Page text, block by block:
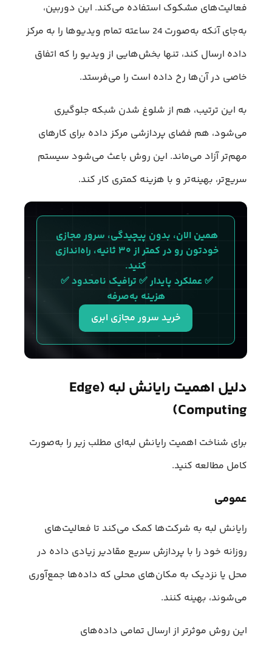
فعالیت‌های مشکوک استفاده می‌کند. این دوربین،
به‌جای آنکه به‌صورت 24 ساعته تمام ویدیوها را به مرکز
داده ارسال کند، تنها بخش‌هایی از ویدیو را که اتفاق
خاصی در آن‌ها رخ داده است را می‌فرستد.
به این ترتیب، هم از شلوغ شدن شبکه جلوگیری
می‌شود، هم فضای پردازشی مرکز داده برای کارهای
مهم‌تر آزاد می‌ماند. این روش باعث می‌شود سیستم
سریع‌تر، بهینه‌تر و با هزینه کمتری کار کند.
همین الان، بدون پیچیدگی، سرور مجازی
خودتون رو در کمتر از ۳۰ ثانیه، راه‌اندازی
کنید.
✅ عملکرد پایدار ✅ ترافیک نامحدود ✅
هزینه به‌صرفه
خرید سرور مجازی ابری
دلیل اهمیت رایانش لبه (Edge
Computing)
برای شناخت اهمیت رایانش لبه‌ای مطلب زیر را به‌صورت
کامل مطالعه کنید.
عمومی
رایانش لبه به شرکت‌ها کمک می‌کند تا فعالیت‌های
روزانه خود را با پردازش سریع مقادیر زیادی داده در
محل یا نزدیک به مکان‌های محلی که داده‌ها جمع‌آوری
می‌شوند، بهینه کنند.
این روش موثرتر از ارسال تمامی داده‌های